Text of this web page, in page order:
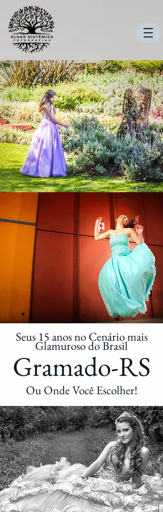
Seus 15 anos no Cenário mais
Glamuroso do Brasil
Gramado-RS
Ou Onde Você Escolher!